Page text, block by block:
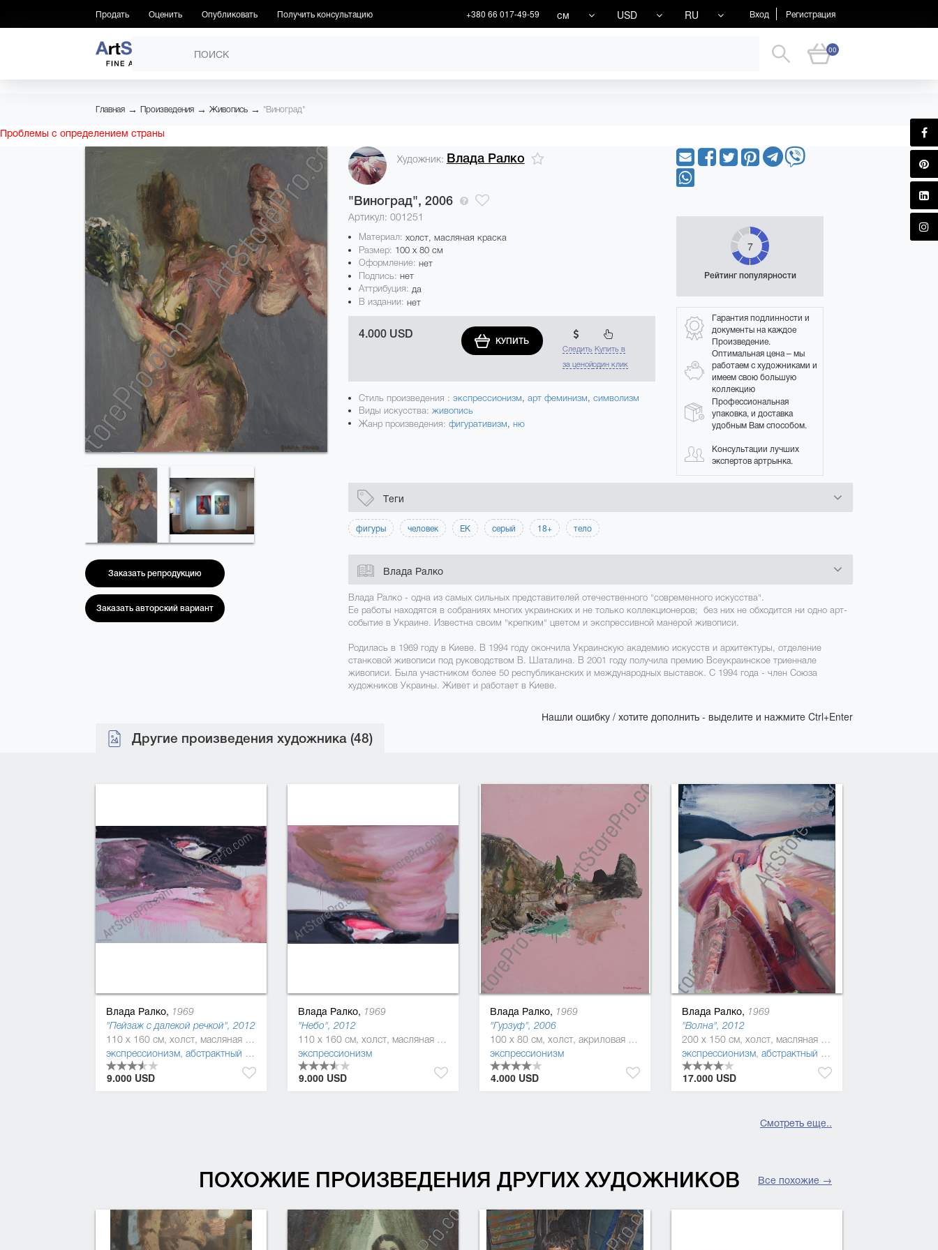
Продать Оценить Опубликовать Получить консультацию Вход Регистрация
+380 66 017-49-59 см USD RU
00
ПРОИЗВЕДЕНИЯ
Главная → Произведения → Живопись → "Виноград"
Проблемы с определением страны
Заказать репродукцию
Заказать авторский вариант
Художник: Влада Ралко
"Виноград", 2006
Артикул: 001251
Материал: холст, масляная краска
Размер: 100 x 80 см
Оформление: нет
Подпись: нет
Аттрибуция: да
В издании: нет
4.000 USD
КУПИТЬ
Следить
за ценой
Купить в
один клик
Стиль произведения : экспрессионизм, арт феминизм, символизм
Виды искусства: живопись
Жанр произведения: фигуративизм, ню
7
Рейтинг популярности
Гарантия подлинности и
документы на каждое
Произведение.
Оптимальная цена – мы
работаем с художниками и
имеем свою большую
коллекцию
Профессиональная
упаковка, и доставка
удобным Вам способом.
Консультации лучших
экспертов артрынка.
Теги
фигуры человек ЕК серый 18+ тело
Влада Ралко
Влада Ралко - одна из самых сильных представителей отечественного "современного искусства".
Ее работы находятся в собраниях многих украинских и не только коллекционеров; без них не обходится ни одно арт-
событие в Украине. Известна своим "крепким" цветом и экспрессивной манерой живописи.
Родилась в 1969 году в Киеве. В 1994 году окончила Украинскую академию искусств и архитектуры, отделение
станковой живописи под руководством В. Шаталина. В 2001 году получила премию Всеукраинское триеннале
живописи. Была участником более 50 республиканских и международных выставок. С 1994 года - член Союза
художников Украины. Живет и работает в Киеве.
Нашли ошибку / хотите дополнить - выделите и нажмите Ctrl+Enter
Другие произведения художника (48)
Влада Ралко, 1969
"Пейзаж с далекой речкой", 2012
110 x 160 см, холст, масляная краска
экспрессионизм, абстрактный экспрессионизм
9.000 USD
Влада Ралко, 1969
"Небо", 2012
110 x 160 см, холст, масляная краска
экспрессионизм
9.000 USD
Влада Ралко, 1969
"Гурзуф", 2006
100 x 80 см, холст, акриловая краска
экспрессионизм
4.000 USD
Влада Ралко, 1969
"Волна", 2012
200 x 150 см, холст, масляная краска
экспрессионизм, абстрактный экспрессионизм
17.000 USD
Смотреть еще..
ПОХОЖИЕ ПРОИЗВЕДЕНИЯ ДРУГИХ ХУДОЖНИКОВ Все похожие →